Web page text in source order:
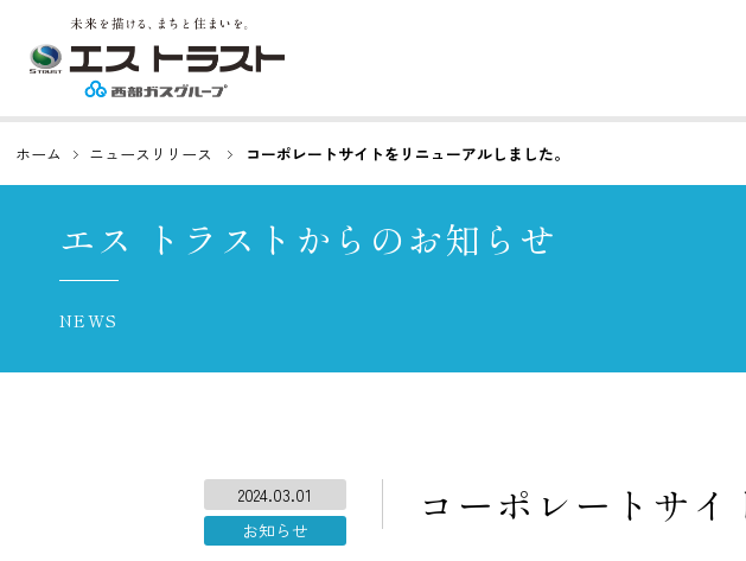
企業情報
ABOUT US
事業紹介
OUR BUSINESS
そ
IR情報
INVESTER RELATIONS
IR
ホーム ニュースリリース コーポレートサイトをリニューアルしました。
エス トラストからのお知らせ
NEWS
2024.03.01
お知らせ
コーポレートサイ